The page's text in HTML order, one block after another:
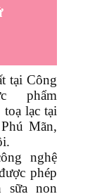
tại Công
phẩm
lạc tại
Mãn,
nghệ
phép
sữa non